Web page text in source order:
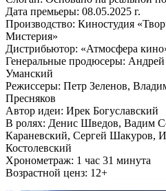
Дата премьеры: 08.05.2025 г.
Производство: Киностудия
Мистерия»
Дистрибьютор: «Атмосфера
Генеральные продюсеры:
Уманский
Режиссеры: Петр Зеленов,
Пресняков
Автор идеи: Ирек Богуславский
В ролях: Денис Шведов, Вадим
Караневский, Сергей Шакуров,
Костолевский
Хронометраж: 1 час 31 минута
Возрастной ценз: 12+